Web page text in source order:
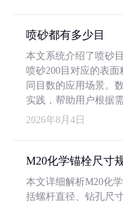
喷砂都有多少目
本文系统介绍了喷砂
喷砂200目对应的表面
同目数的应用场景。
实践，帮助用户根据
2026年8月4日
M20化学锚栓尺寸
本文详细解析M20化
括螺杆直径、钻孔尺